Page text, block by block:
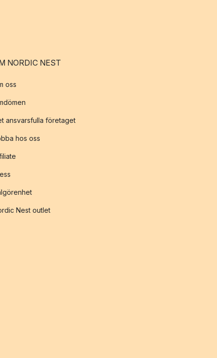
NORDIC NEST
oss
ansvarsfulla företaget
hos oss
Nest outlet